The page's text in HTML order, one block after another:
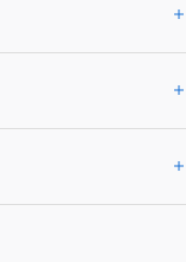
閉じる